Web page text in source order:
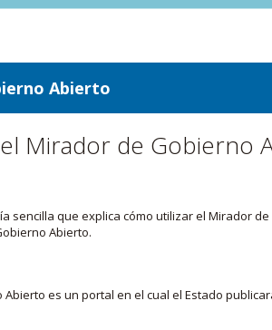
Abierto
Mirador de Gobierno
sencilla que explica cómo utilizar el Mirador
Abierto.
Abierto es un portal en el cual el Estado